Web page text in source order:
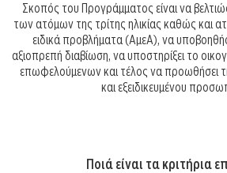
Σκοπός του Προγράμματος είναι να
των ατόμων της τρίτης ηλικίας καθώς και
ειδικά προβλήματα (ΑμεΑ), να
αξιοπρεπή διαβίωση, να υποστηρίξει το
επωφελούμενων και τέλος να προωθήσει
και εξειδικευμένου
Ποιά είναι τα κριτήρια